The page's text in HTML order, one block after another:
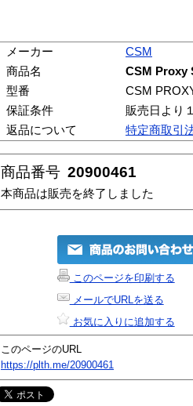
メーカー
CSM
商品名
CSM Proxy
型番
CSM
保証条件
販売日より
返品について
特定商取引
商品番号 20900461
本商品は販売を終了しました
このページを印刷する
メールでURLを送る
お気に入りに追加する
このページのURL
https://plth.me/20900461